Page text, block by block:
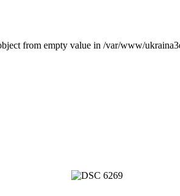
from empty value in /var/www/